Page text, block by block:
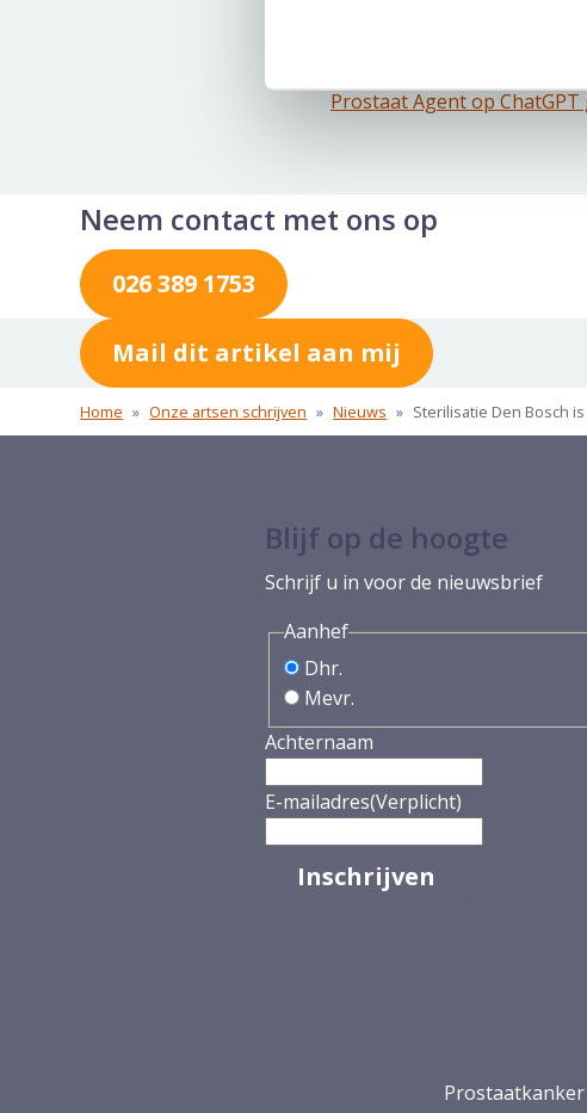
Amerikaanse militairen
Wetenschappelijk
Prostaat Agent op
Neem contact met ons op
026 389 1753
Mail dit artikel aan mij
Home » Onze artsen schrijven » Nieuws » Sterilisatie Den Bosch
Blijf op de hoogte
Schrijf u in voor de nieuwsbrief
Aanhef
Dhr.
Mevr.
Achternaam
E-mailadres(Verplicht)
Prostaatkanker